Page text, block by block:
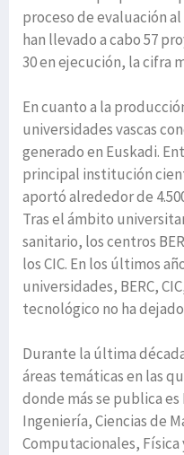
proceso de evaluación
han llevado a cabo 57
30 en ejecución, la cifra
En cuanto a la
universidades vascas
generado en Euskadi.
principal institución
aportó alrededor de
Tras el ámbito
sanitario, los centros
los CIC. En los últimos
universidades, BERC,
tecnológico no ha
Durante la última
áreas temáticas en las
donde más se publica
Ingeniería, Ciencias de
Computacionales,